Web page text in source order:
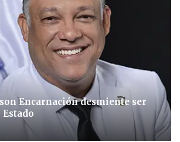
Encarnación desmiente ser